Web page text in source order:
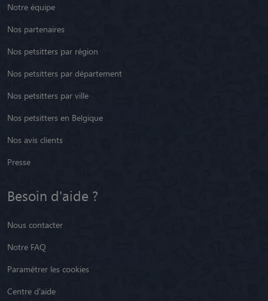
Notre équipe
Nos partenaires
Nos petsitters par région
Nos petsitters par département
Nos petsitters par ville
Nos petsitters en Belgique
Nos avis clients
Presse
Besoin d'aide ?
Nous contacter
Notre FAQ
Paramétrer les cookies
Centre d'aide